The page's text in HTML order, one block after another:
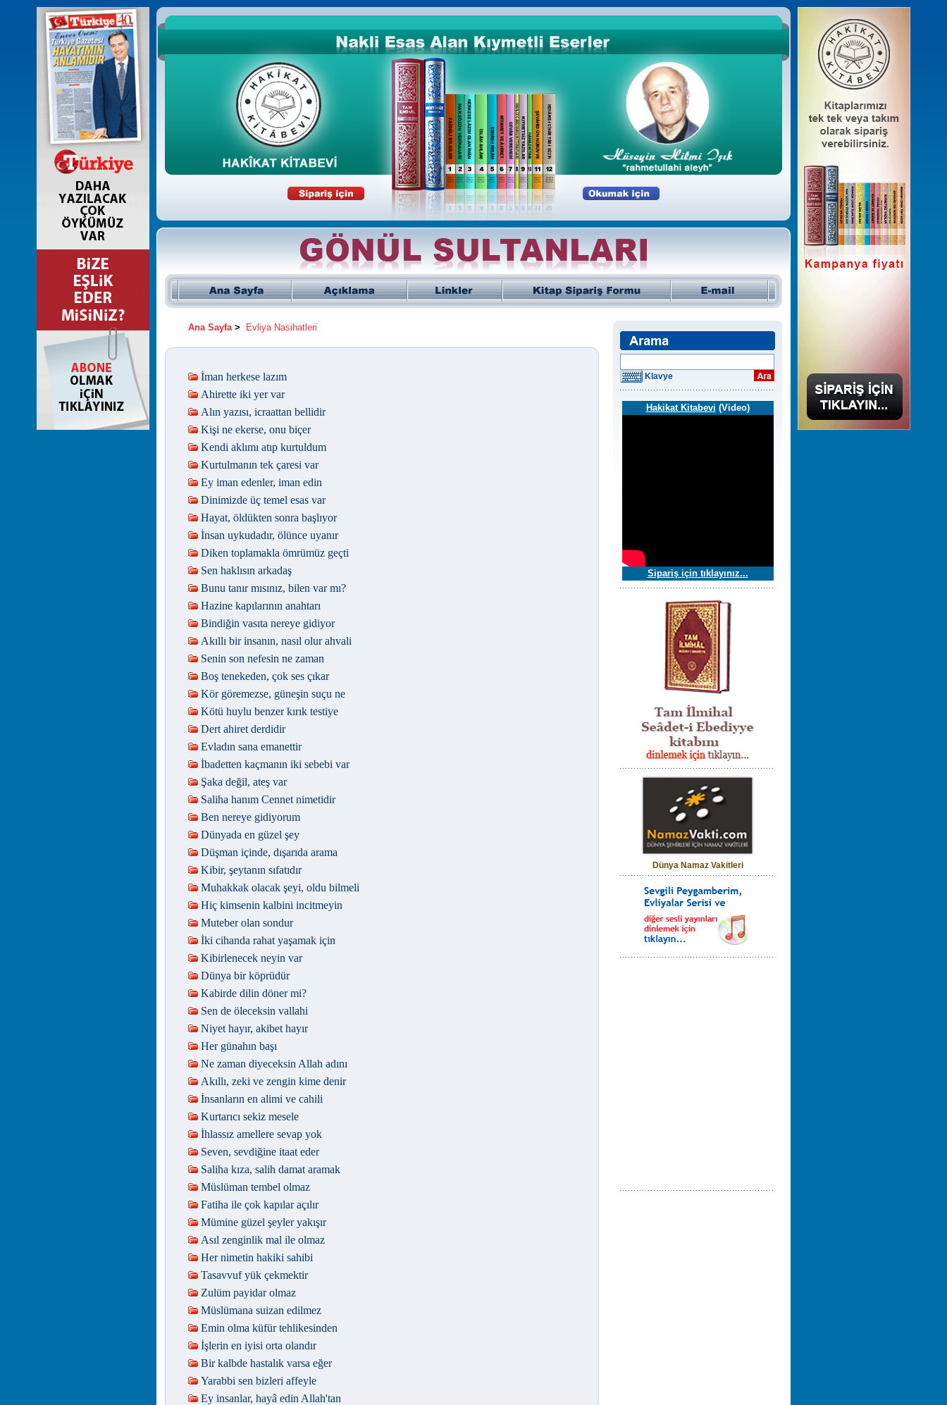
Ana Sayfa> Evliya Nasihatleri
İman herkese lazım
Ahirette iki yer var
Alın yazısı, icraattan bellidir
Kişi ne ekerse, onu biçer
Kendi aklımı atıp kurtuldum
Kurtulmanın tek çaresi var
Ey iman edenler, iman edin
Dinimizde üç temel esas var
Hayat, öldükten sonra başlıyor
İnsan uykudadır, ölünce uyanır
Diken toplamakla ömrümüz geçti
Sen haklısın arkadaş
Bunu tanır mısınız, bilen var mı?
Hazine kapılarının anahtarı
Bindiğin vasıta nereye gidiyor
Akıllı bir insanın, nasıl olur ahvali
Senin son nefesin ne zaman
Boş tenekeden, çok ses çıkar
Kör göremezse, güneşin suçu ne
Kötü huylu benzer kırık testiye
Dert ahiret derdidir
Evladın sana emanettir
İbadetten kaçmanın iki sebebi var
Şaka değil, ateş var
Saliha hanım Cennet nimetidir
Ben nereye gidiyorum
Dünyada en güzel şey
Düşman içinde, dışarıda arama
Kibir, şeytanın sıfatıdır
Muhakkak olacak şeyi, oldu bilmeli
Hiç kimsenin kalbini incitmeyin
Muteber olan sondur
İki cihanda rahat yaşamak için
Kibirlenecek neyin var
Dünya bir köprüdür
Kabirde dilin döner mi?
Sen de öleceksin vallahi
Niyet hayır, akibet hayır
Her günahın başı
Ne zaman diyeceksin Allah adını
Akıllı, zeki ve zengin kime denir
İnsanların en alimi ve cahili
Kurtarıcı sekiz mesele
İhlassız amellere sevap yok
Seven, sevdiğine itaat eder
Saliha kıza, salih damat aramak
Müslüman tembel olmaz
Fatiha ile çok kapılar açılır
Mümine güzel şeyler yakışır
Asıl zenginlik mal ile olmaz
Her nimetin hakiki sahibi
Tasavvuf yük çekmektir
Zulüm payidar olmaz
Müslümana suizan edilmez
Emin olma küfür tehlikesinden
İşlerin en iyisi orta olandır
Bir kalbde hastalık varsa eğer
Yarabbi sen bizleri affeyle
Ey insanlar, hayâ edin Allah'tan
Klavye
Hakikat Kitabevi (Video)
Sipariş için tıklayınız...
Dünya Namaz Vakitleri